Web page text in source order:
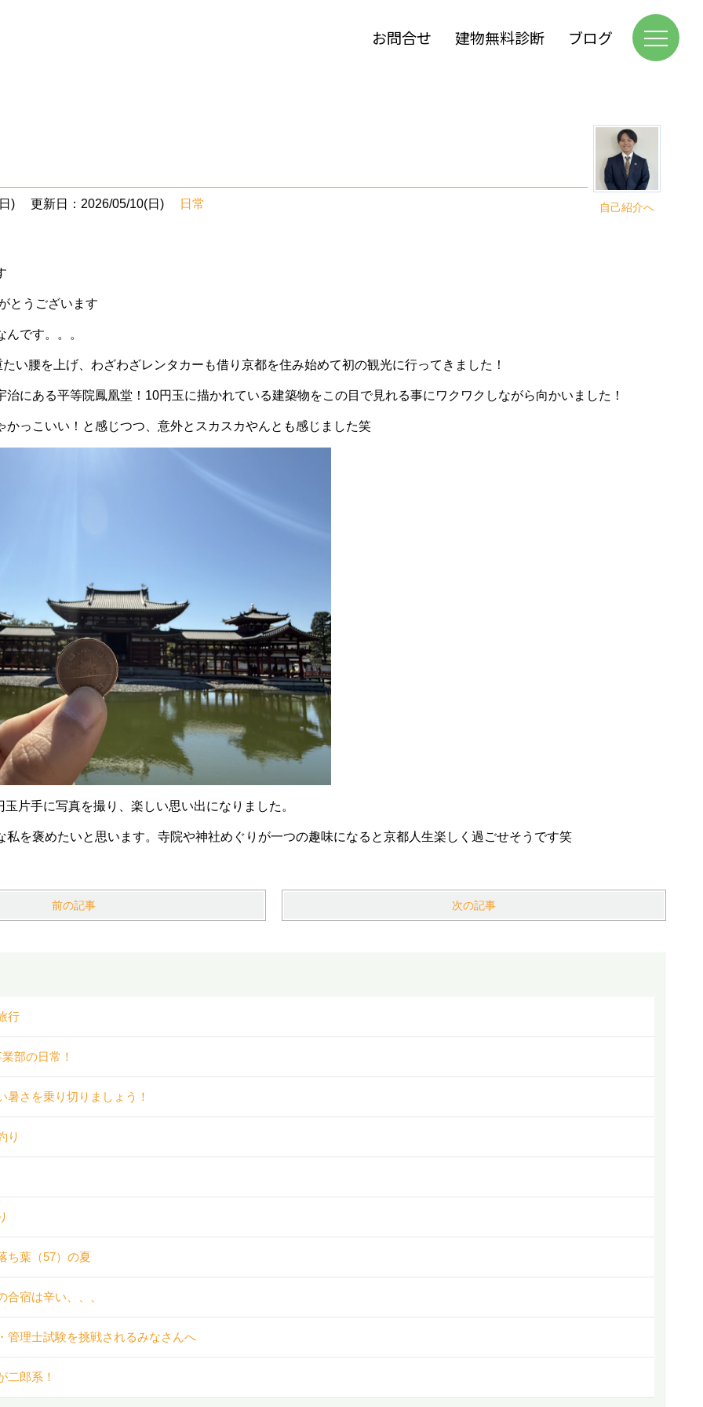
お問合せ 建物無料診断 ブログ
自己紹介へ
) 更新日：2026/05/10(日) 日常
とうございます
です。。。
たい腰を上げ、わざわざレンタカーも借り京都を住み始めて初の観光に行ってきました！
治にある平等院鳳凰堂！10円玉に描かれている建築物をこの目で見れる事にワクワクしながら向かいました！
かっこいい！と感じつつ、意外とスカスカやんとも感じました笑
片手に写真を撮り、楽しい思い出になりました。
私を褒めたいと思います。寺院や神社めぐりが一つの趣味になると京都人生楽しく過ごせそうです笑
前の記事 次の記事
行
部の日常！
暑さを乗り切りましょう！
り
ち葉（57）の夏
合宿は辛い、、、
管理士試験を挑戦されるみなさんへ
二郎系！